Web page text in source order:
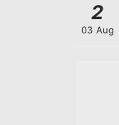
2
03 Aug